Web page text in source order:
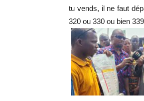
tu vends, il ne faut
320 ou 330 ou bien